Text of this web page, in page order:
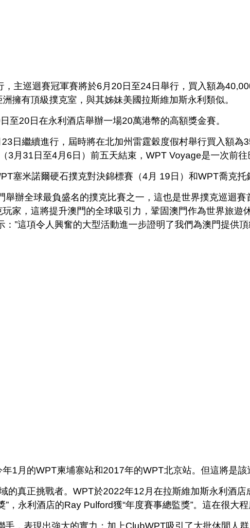
主巡迴賽冠軍賽將於6月20日至24日舉行，買入額為
擁有頂級撲克室，與其姊妹美國拉斯維加斯永利類似。
至20日在永利酒店舉辦一場20萬港幣的高額獎金賽。
日繼續進行，屆時將在北加州雷霆穀度假村舉行買入額
月31日至4月6日）前五天結束，WPT Voyage是一次前往
塞米諾爾硬石撲克對決錦標賽（4月 19日）和WPT喬克托
舉辦全球最負盛名的撲克比賽之一，這也是世界撲克巡迴
家，這將提升澳門的全球吸引力，鞏固澳門作為世界旅遊
”這項令人興奮的大型活動進一步證明了我們為澳門提供
1月的WPT柬埔寨站和2017年的WPT北京站。但這將是該
的真正挑戰者。WPT於2022年12月在拉斯維加斯永利酒
，永利酒店的Ray Pulford獲“年度賽事總監獎”。這在很大
，表現出強大的實力；加上ClubWPT吸引了大批休閒人